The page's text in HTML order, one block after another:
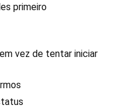
primeiro
em vez de tentar iniciar